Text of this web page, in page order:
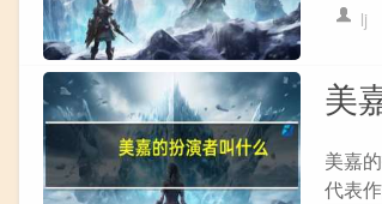
lj
美
美嘉
代表